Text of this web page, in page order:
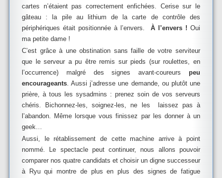
cartes n’étaient pas correctement enfichées. Cerise sur le
gâteau : la pile au lithium de la carte de contrôle des
périphériques était positionnée à l’envers. À l’envers ! Oui
ma petite dame !
C’est grâce à une obstination sans faille de votre serviteur
que le serveur a pu être remis sur pieds (sur roulettes, en
l’occurrence) malgré des signes avant-coureurs peu
encourageants. Aussi j’adresse une demande, ou plutôt une
prière, à tous les sysadmins : prenez soin de vos serveurs
chéris. Bichonnez-les, soignez-les, ne les laissez pas à
l’abandon. Même lorsque vous finissez par les donner à un
geek…
Aussi, le rétablissement de cette machine arrive à point
nommé. Le spectacle peut continuer, nous allons pouvoir
comparer nos quatre candidats et choisir un digne successeur
à Ryu qui montre de plus en plus des signes de fatigue